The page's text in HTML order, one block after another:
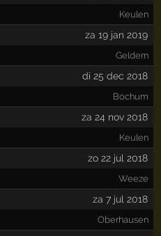
Keulen
za 19 jan 2019
Geldern
di 25 dec 2018
Bochum
za 24 nov 2018
Keulen
zo 22 jul 2018
Weeze
za 7 jul 2018
Oberhausen